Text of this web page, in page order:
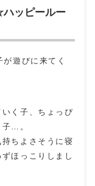
ッピールー
遊びに来てく
く子、ちょっぴ
子…。
ちよさそうに寝
ほっこりしまし